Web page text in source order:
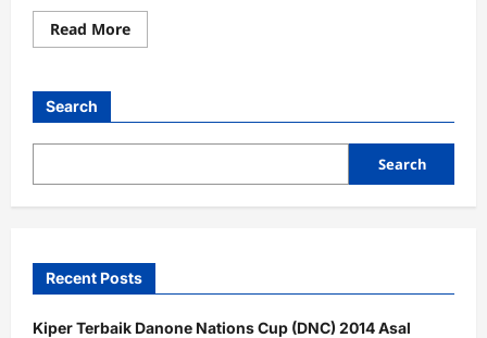
Read MoreRead
more
Kapten
15
Madrid
Search
Search
Recent Posts
Kiper Terbaik Danone Nations Cup (DNC) 2014 Asal